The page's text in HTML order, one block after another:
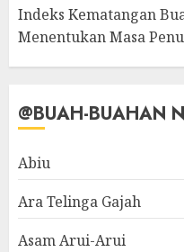
Indeks Kematangan
Menentukan Masa
@BUAH-BUAHAN
Abiu
Ara Telinga Gajah
Asam Arui-Arui